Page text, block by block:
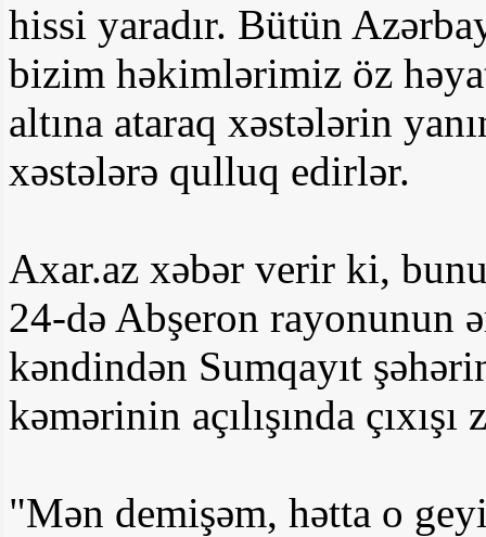
hissi yaradır. Bütün
bizim həkimlərimiz öz
altına ataraq xəstələrin
xəstələrə qulluq edirlər.
Axar.az xəbər verir ki,
24-də Abşeron rayonunun
kəndindən Sumqayıt
kəmərinin açılışında
"Mən demişəm, hətta o